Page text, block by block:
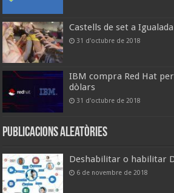
Castells de set a Igualada
31 d'octubre de 2018
IBM compra Red Hat
dòlars
31 d'octubre de 2018
Publicacions aleatòries
Deshabilitar o habilitar
6 de novembre de 2018